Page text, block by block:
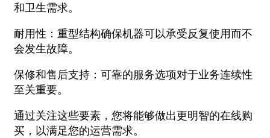
和卫生需求。
耐用性：重型结构确保机器可以承受反复使用而不
会发生故障。
保修和售后支持：可靠的服务选项对于业务连续性
至关重要。
通过关注这些要素，您将能够做出更明智的在线购
买，以满足您的运营需求。